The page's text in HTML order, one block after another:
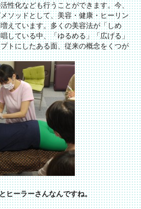
性化なども行うことができます。今、
ソッドとして、美容・健康・ヒーリン
えています。多くの美容法が「しめ
している中、「ゆるめる」「広げる」
トにしたある面、従来の概念をくつが
ヒーラーさんなんですね。